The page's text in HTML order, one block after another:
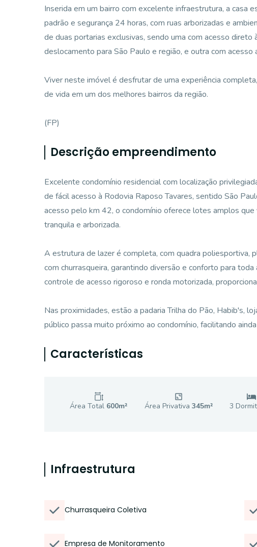
Inserida em um bairro com excelente infraestrutura, a casa
padrão e segurança 24 horas, com ruas arborizadas e
de duas portarias exclusivas, sendo uma com acesso direto
deslocamento para São Paulo e região, e outra com
Viver neste imóvel é desfrutar de uma experiência
de vida em um dos melhores bairros da região.
(FP)
Descrição empreendimento
Excelente condomínio residencial com localização
de fácil acesso à Rodovia Raposo Tavares, sentido São
acesso pelo km 42, o condomínio oferece lotes amplos
tranquila e arborizada.
A estrutura de lazer é completa, com quadra poliesportiva,
com churrasqueira, garantindo diversão e conforto para
controle de acesso rigoroso e ronda motorizada,
Nas proximidades, estão a padaria Trilha do Pão, Habib's,
público passa muito próximo ao condomínio, facilitando
Características
Área Total 600m² Área Privativa 345m² 3
Infraestrutura
Churrasqueira Coletiva
Empresa de Monitoramento